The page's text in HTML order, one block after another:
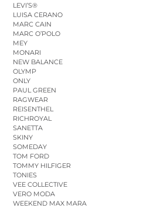
LEVI’S®
LUISA CERANO
MARC CAIN
MARC O’POLO
MEY
MONARI
NEW BALANCE
OLYMP
ONLY
PAUL GREEN
RAGWEAR
REISENTHEL
RICHROYAL
SANETTA
SKINY
SOMEDAY
TOM FORD
TOMMY HILFIGER
TONIES
VEE COLLECTIVE
VERO MODA
WEEKEND MAX MARA